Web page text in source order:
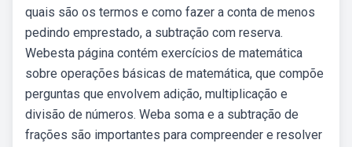
quais são os termos e como fazer a conta de menos
pedindo emprestado, a subtração com reserva.
Webesta página contém exercícios de matemática
sobre operações básicas de matemática, que compõe
perguntas que envolvem adição, multiplicação e
divisão de números. Weba soma e a subtração de
frações são importantes para compreender e resolver